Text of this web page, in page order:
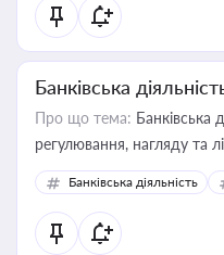
Банківська
Про що тема: Банківська
регулювання, нагляду та
Банківська діяльність